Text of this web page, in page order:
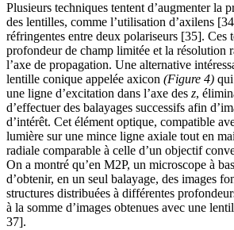
Plusieurs techniques tentent d’augmenter la
des lentilles, comme l’utilisation d’axilens
réfringentes entre deux polariseurs [35]. Ces
profondeur de champ limitée et la résolution
l’axe de propagation. Une alternative
lentille conique appelée axicon (Figure 4)
une ligne d’excitation dans l’axe des z,
d’effectuer des balayages successifs afin
d’intérêt. Cet élément optique, compatible
lumière sur une mince ligne axiale tout en
radiale comparable à celle d’un objectif
On a montré qu’en M2P, un microscope à
d’obtenir, en un seul balayage, des images
structures distribuées à différentes
à la somme d’images obtenues avec une
37].